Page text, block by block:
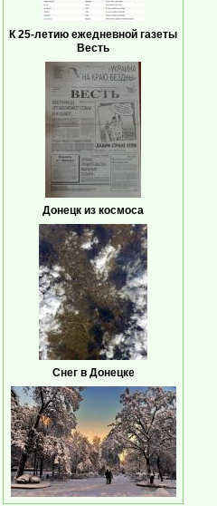
К 25-летию ежедневной газеты
Весть
Донецк из космоса
Снег в Донецке